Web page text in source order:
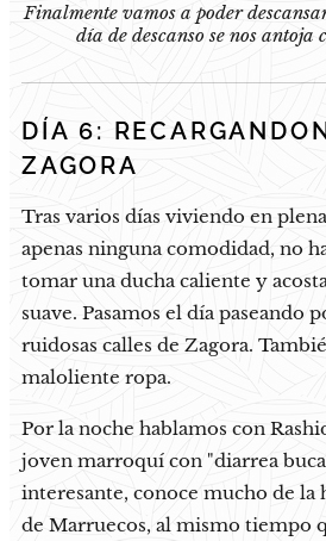
Finalmente vamos a poder
día de descanso se nos antoja
DÍA 6:
ZAGORA
Tras varios días viviendo en
apenas ninguna comodidad, no
tomar una ducha caliente y
suave. Pasamos el día paseando
ruidosas calles de Zagora.
maloliente ropa.
Por la noche hablamos con
joven marroquí con "diarrea
interesante, conoce mucho de la
de Marruecos, al mismo tiempo